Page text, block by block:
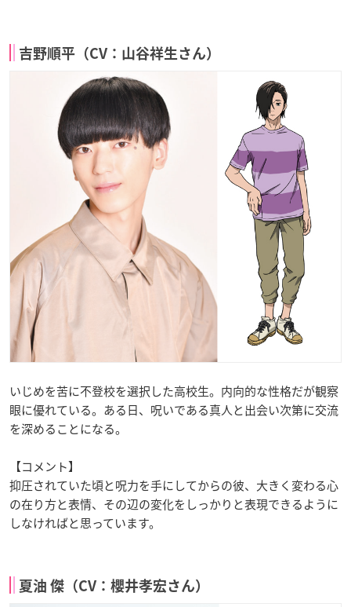
吉野順平（CV：山谷祥生さん）
いじめを苦に不登校を選択した高校生。内向的な性格だが観察
眼に優れている。ある日、呪いである真人と出会い次第に交流
を深めることになる。
【コメント】
抑圧されていた頃と呪力を手にしてからの彼、大きく変わる心
の在り方と表情、その辺の変化をしっかりと表現できるように
しなければと思っています。
夏油 傑（CV：櫻井孝宏さん）